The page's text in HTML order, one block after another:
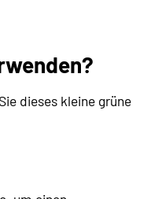
dieses kleine grüne